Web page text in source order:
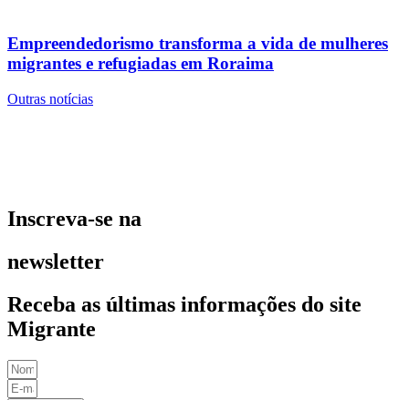
Empreendedorismo transforma a vida de mulheres
migrantes e refugiadas em Roraima
Outras notícias
Inscreva-se na
newsletter
Receba as últimas informações do site
Migrante